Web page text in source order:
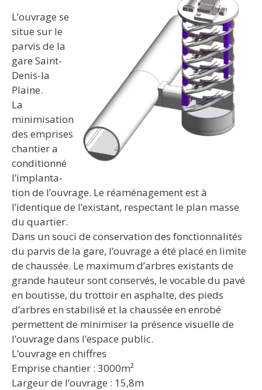
L’ouvrage se
situe sur le
parvis de la
gare Saint-
Denis-la
Plaine.
La
minimisation
des emprises
chantier a
conditionné
l’implanta-
tion de l’ouvrage. Le réaménagement est à
l’identique de l’existant, respectant le plan masse
du quartier.
Dans un souci de conservation des fonctionnalités
du parvis de la gare, l’ouvrage a été placé en limite
de chaussée. Le maximum d’arbres existants de
grande hauteur sont conservés, le vocable du pavé
en boutisse, du trottoir en asphalte, des pieds
d’arbres en stabilisé et la chaussée en enrobé
permettent de minimiser la présence visuelle de
l’ouvrage dans l’espace public.
L’ouvrage en chiffres
Emprise chantier : 3000m²
Largeur de l’ouvrage : 15,8m